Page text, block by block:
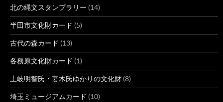
北の縄文スタンプラリー (14)
半田市文化財カード (5)
古代の森カード (13)
各務原文化財カード (1)
土岐明智氏・妻木氏ゆかりの文化財 (8)
埼玉ミュージアムカード (10)